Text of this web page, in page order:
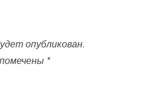
опубликован.
*